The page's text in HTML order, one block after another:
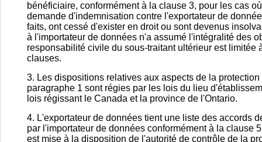
bénéficiaire, conformément à la clause 3, pour les cas
demande d'indemnisation contre l'exportateur de
faits, ont cessé d'exister en droit ou sont devenus
à l'importateur de données n'a assumé l'intégralité des
responsabilité civile du sous-traitant ultérieur est
clauses.
3. Les dispositions relatives aux aspects de la
paragraphe 1 sont régies par les lois du lieu
lois régissant le Canada et la province de l'Ontario.
4. L'exportateur de données tient une liste des accords
par l'importateur de données conformément à la clause
est mise à la disposition de l'autorité de contrôle de la